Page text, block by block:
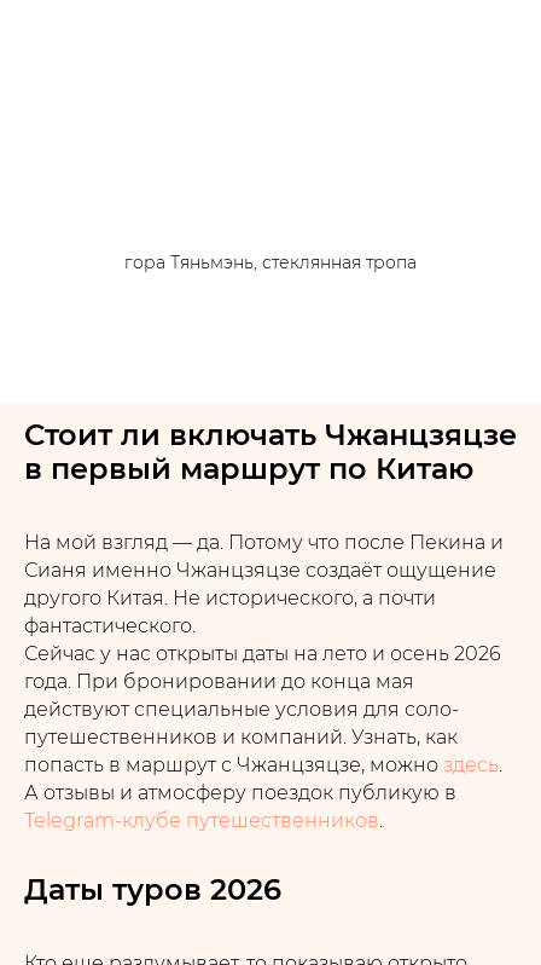
гора Тяньмэнь, стеклянная тропа
Стоит ли включать Чжанцзяцзе
в первый маршрут по Китаю
На мой взгляд — да. Потому что после Пекина и
Сианя именно Чжанцзяцзе создаёт ощущение
другого Китая. Не исторического, а почти
фантастического.
Сейчас у нас открыты даты на лето и осень 2026
года. При бронировании до конца мая
действуют специальные условия для соло-
путешественников и компаний. Узнать, как
попасть в маршрут с Чжанцзяцзе, можно здесь
А отзывы и атмосферу поездок публикую в
Telegram-клубе путешественников
Даты туров 2026